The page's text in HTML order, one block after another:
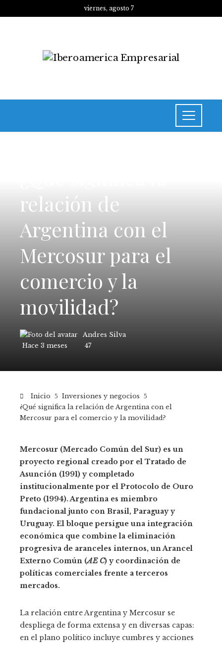
viernes, agosto 7
relación de
Argentina con el
Mercosur para el
comercio y la
movilidad?
Andres Silva
Hace 3 meses
47
Inicio
Inversiones y negocios
¿Qué significa la relación de Argentina con el
Mercosur para el comercio y la movilidad?
Mercosur (Mercado Común del Sur) es un
proyecto regional creado por el Tratado de
Asunción (1991) y completado
institucionalmente por el Protocolo de Ouro
Preto (1994). Argentina es miembro
fundacional junto con Brasil, Paraguay y
Uruguay. El bloque persigue una integración
económica que combine la eliminación
progresiva de aranceles internos, un Arancel
Externo Común (AE C) y coordinación de
políticas comerciales frente a terceros
mercados.
La relación entre Argentina y Mercosur se
despliega de forma extensa y en diversas capas:
en el plano político incluye cumbres y acciones